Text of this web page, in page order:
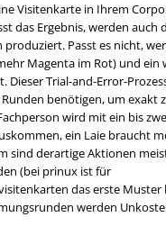
Visitenkarte in Ihrem
das Ergebnis, werden auch
produziert. Passt es nicht,
Magenta im Rot) und ein
Dieser Trial-and-Error-
benötigen, um exakt
wird mit ein bis
ein Laie braucht
sind derartige Aktionen
(bei prinux ist für
das erste Muster
werden